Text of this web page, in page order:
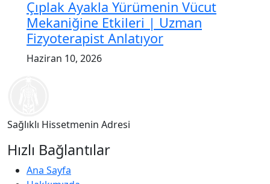
Çıplak Ayakla Yürümenin Vücut
Mekaniğine Etkileri | Uzman
Fizyoterapist Anlatıyor
Haziran 10, 2026
Sağlıklı Hissetmenin Adresi
Hızlı Bağlantılar
Ana Sayfa